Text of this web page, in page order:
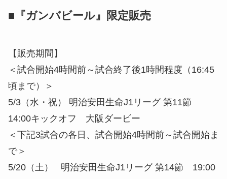
■『ガンバビール』限定販売
【販売期間】
＜試合開始4時間前～試合終了後1時間程度（16:45
頃まで）＞
5/3（水・祝） 明治安田生命J1リーグ 第11節
14:00キックオフ 大阪ダービー
＜下記3試合の各日、試合開始4時間前～試合開始ま
で＞
5/20（土） 明治安田生命J1リーグ 第14節 19:00